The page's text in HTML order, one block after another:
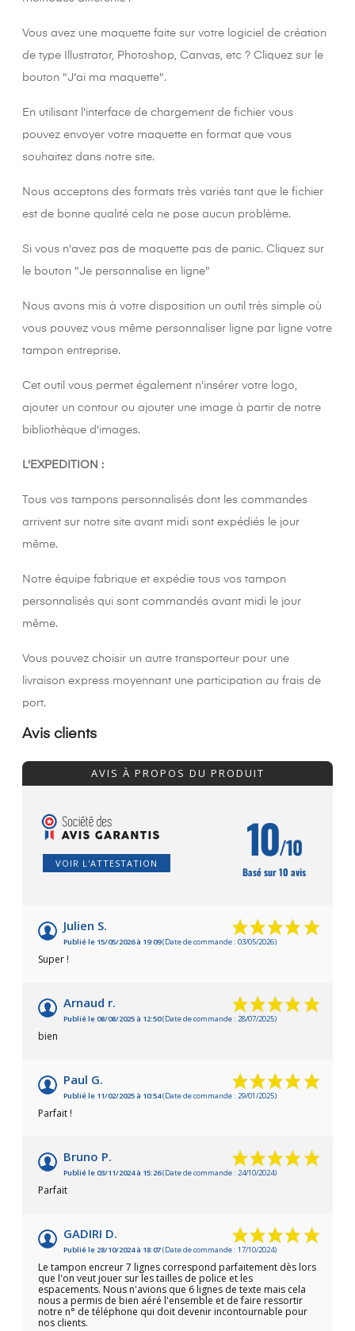
Vous avez une maquette faite sur votre logiciel de création
de type Illustrator, Photoshop, Canvas, etc ? Cliquez sur le
bouton "J'ai ma maquette".
En utilisant l'interface de chargement de fichier vous
pouvez envoyer votre maquette en format que vous
souhaitez dans notre site.
Nous acceptons des formats très variés tant que le fichier
est de bonne qualité cela ne pose aucun problème.
Si vous n'avez pas de maquette pas de panic. Cliquez sur
le bouton "Je personnalise en ligne"
Nous avons mis à votre disposition un outil très simple où
vous pouvez vous même personnaliser ligne par ligne votre
tampon entreprise.
Cet outil vous permet également n'insérer votre logo,
ajouter un contour ou ajouter une image à partir de notre
bibliothèque d'images.
L'EXPEDITION :
Tous vos tampons personnalisés dont les commandes
arrivent sur notre site avant midi sont expédiés le jour
même.
Notre équipe fabrique et expédie tous vos tampon
personnalisés qui sont commandés avant midi le jour
même.
Vous pouvez choisir un autre transporteur pour une
livraison express moyennant une participation au frais de
port.
Avis clients
AVIS À PROPOS DU PRODUIT
VOIR L'ATTESTATION 10/10
Basé sur 10 avis
Julien S.
Publié le 15/05/2026 à 19:09(Date de commande : 03/05/2026)
Super !
Arnaud r.
Publié le 08/08/2025 à 12:50(Date de commande : 28/07/2025)
bien
Paul G.
Publié le 11/02/2025 à 10:54(Date de commande : 29/01/2025)
Parfait !
Bruno P.
Publié le 03/11/2024 à 15:26(Date de commande : 24/10/2024)
Parfait
GADIRI D.
Publié le 28/10/2024 à 18:07(Date de commande : 17/10/2024)
Le tampon encreur 7 lignes correspond parfaitement dès lors
que l'on veut jouer sur les tailles de police et les
espacements. Nous n'avions que 6 lignes de texte mais cela
nous a permis de bien aéré l'ensemble et de faire ressortir
notre n° de téléphone qui doit devenir incontournable pour
nos clients.